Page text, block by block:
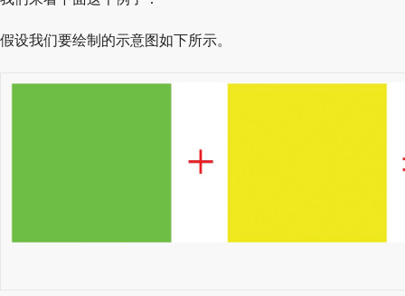
假设我们要绘制的示意图如下所示。